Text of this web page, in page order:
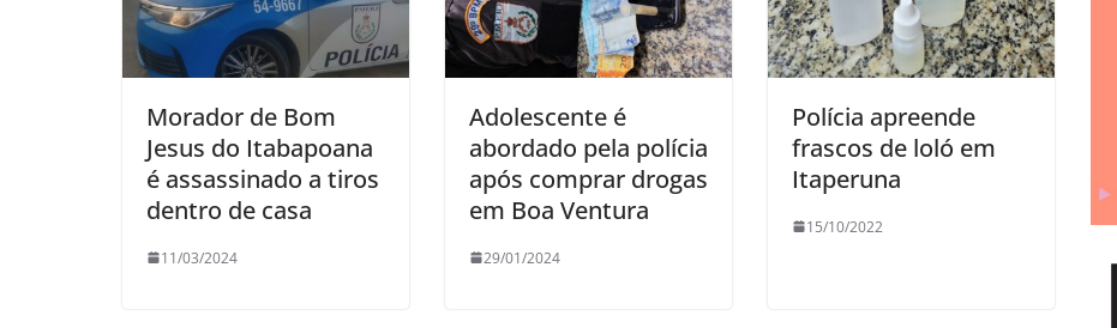
Morador de Bom
Jesus do Itabapoana
é assassinado a tiros
dentro de casa
11/03/2024
Adolescente é
abordado pela polícia
após comprar drogas
em Boa Ventura
29/01/2024
Polícia apreende
frascos de loló em
Itaperuna
15/10/2022